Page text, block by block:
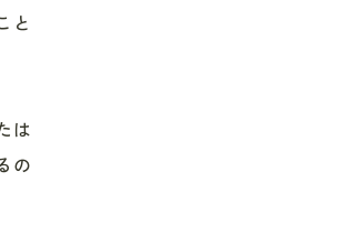
と
は
の